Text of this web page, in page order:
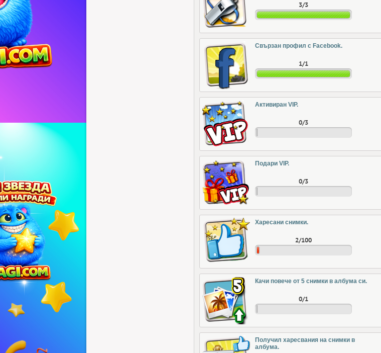
3/3
Свързан профил с Facebook.
1/1
Активиран VIP.
0/3
Подари VIP.
0/3
Харесани снимки.
2/100
Качи повече от 5 снимки в албума си.
0/1
Получил харесвания на снимки в
албума.